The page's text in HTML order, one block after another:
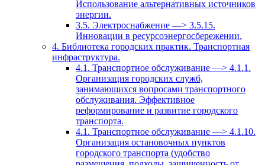
Использование альтернативных источников
энергии.
3.5. Электроснабжение —> 3.5.15.
Инновации в ресурсоэнергосбережении.
4. Библиотека городских практик. Транспортная
инфраструктура.
4.1. Транспортное обслуживание —> 4.1.1.
Организация городских служб,
занимающихся вопросами транспортного
обслуживания. Эффективное
реформирование и развитие городского
транспорта.
4.1. Транспортное обслуживание —> 4.1.10.
Организация остановочных пунктов
городского транспорта (удобство